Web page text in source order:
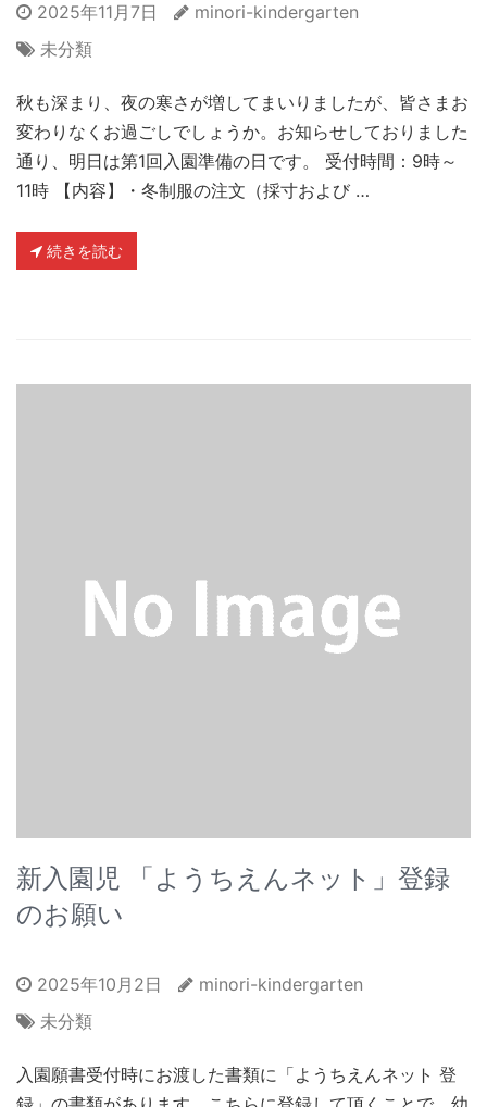
2025年11月7日
minori-kindergarten
未分類
秋も深まり、夜の寒さが増してまいりましたが、皆さまお
変わりなくお過ごしでしょうか。お知らせしておりました
通り、明日は第1回入園準備の日です。 受付時間：9時～
11時 【内容】・冬制服の注文（採寸および …
続きを読む
新入園児 「ようちえんネット」登録
のお願い
2025年10月2日
minori-kindergarten
未分類
入園願書受付時にお渡した書類に「ようちえんネット 登